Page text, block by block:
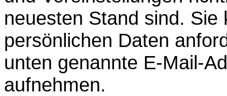
neuesten Stand sind.
persönlichen Daten
unten genannte E-Mail-
aufnehmen.